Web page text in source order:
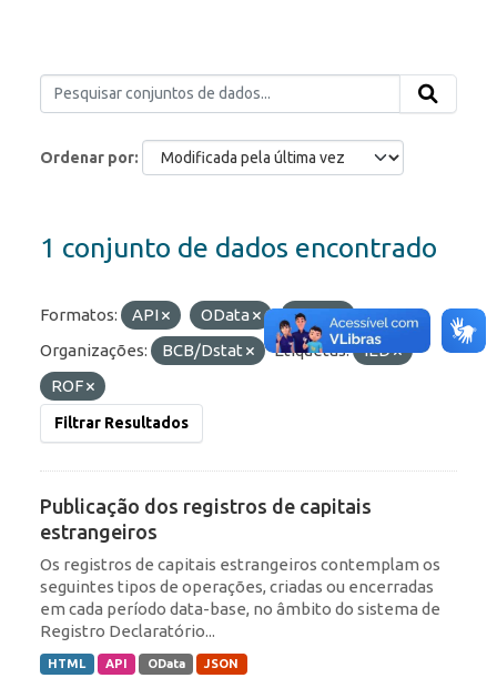
Ordenar por
1 conjunto de dados encontrado
Formatos: API OData
JSON
Organizações:
BCB/Dstat Etiquetas:
IED
ROF
Filtrar Resultados
Publicação dos registros de capitais
estrangeiros
Os registros de capitais estrangeiros contemplam os
seguintes tipos de operações, criadas ou encerradas
em cada período data-base, no âmbito do sistema de
Registro Declaratório...
HTML API OData JSON